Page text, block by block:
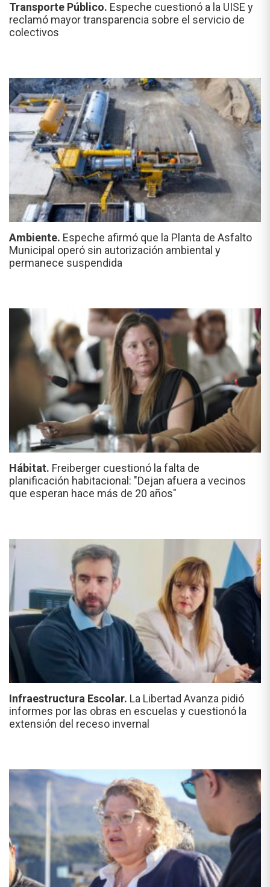
Transporte Público. Espeche cuestionó a la UISE y
reclamó mayor transparencia sobre el servicio de
colectivos
Ambiente. Espeche afirmó que la Planta de Asfalto
Municipal operó sin autorización ambiental y
permanece suspendida
Hábitat. Freiberger cuestionó la falta de
planificación habitacional: "Dejan afuera a vecinos
que esperan hace más de 20 años"
Infraestructura Escolar. La Libertad Avanza pidió
informes por las obras en escuelas y cuestionó la
extensión del receso invernal